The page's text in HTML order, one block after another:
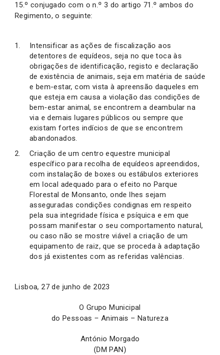
15.º conjugado com o n.º 3 do artigo 71.º ambos do
Regimento, o seguinte:
Intensificar as ações de fiscalização aos
detentores de equídeos, seja no que toca às
obrigações de identificação, registo e declaração
de existência de animais, seja em matéria de saúde
e bem-estar, com vista à apreensão daqueles em
que esteja em causa a violação das condições de
bem-estar animal, se encontrem a deambular na
via e demais lugares públicos ou sempre que
existam fortes indícios de que se encontrem
abandonados.
Criação de um centro equestre municipal
específico para recolha de equídeos apreendidos,
com instalação de boxes ou estábulos exteriores
em local adequado para o efeito no Parque
Florestal de Monsanto, onde lhes sejam
asseguradas condições condignas em respeito
pela sua integridade física e psíquica e em que
possam manifestar o seu comportamento natural,
ou caso não se mostre viável a criação de um
equipamento de raiz, que se proceda à adaptação
dos já existentes com as referidas valências.
Lisboa, 27 de junho de 2023
O Grupo Municipal
do Pessoas – Animais – Natureza
António Morgado
(DM PAN)